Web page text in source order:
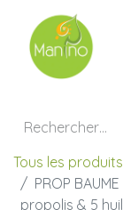
Tous les produits
PROP
propolis & 5